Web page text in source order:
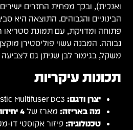
ואנכית), ובכך מפחית החזרים
הבינוניים והגבוהים. התוצאה היא
פתוחה ומדויקת, עם תמונת סטריאו
משקל, בגימור לבן שניתן גם
תכונות עיקריות
יצרן ודגם:
מה באריזה: מארז של4 יחידות
טכנולוגיה: פיזור אקוסטי דו-